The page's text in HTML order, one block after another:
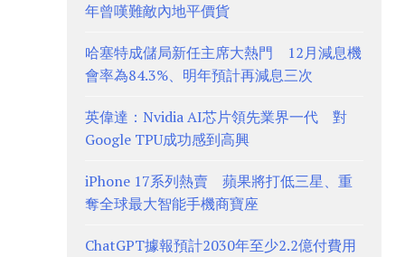
年曾嘆難敵內地平價貨
哈塞特成儲局新任主席大熱門 12月減息機
會率為84.3%、明年預計再減息三次
英偉達：Nvidia AI芯片領先業界一代 對
Google TPU成功感到高興
iPhone 17系列熱賣 蘋果將打低三星、重
奪全球最大智能手機商寶座
ChatGPT據報預計2030年至少2.2億付費用